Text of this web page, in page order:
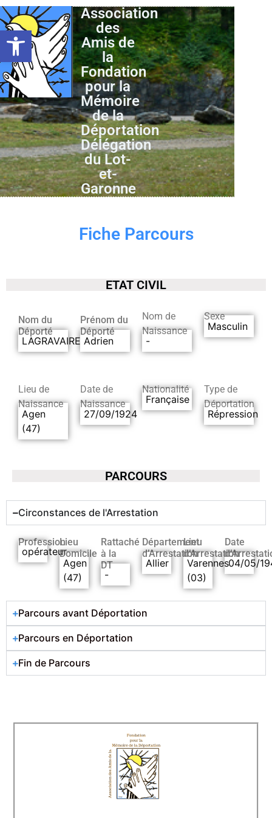
Ouvrir la barre d’outils
Association
des
Amis de
la
Fondation
pour la
Mémoire
de la
Déportation
Délégation
du Lot-
et-
Garonne
Fiche Parcours
ETAT CIVIL
Nom du
Déporté
LAGRAVAIRE
Prénom du
Déporté
Adrien
Nom de
Naissance
-
Sexe
Masculin
Lieu de
Naissance
Agen
(47)
Date de
Naissance
27/09/1924
Nationalité
Française
Type de
Déportation
Répression
PARCOURS
Circonstances de l'Arrestation
Profession
opérateur
Lieu
Domicile
Agen
(47)
Rattaché
à la
DT
-
Département
d’Arrestation
Allier
Lieu
d’Arrestation
Varennes
(03)
Date
04/05/
Parcours avant Déportation
Parcours en Déportation
Fin de Parcours